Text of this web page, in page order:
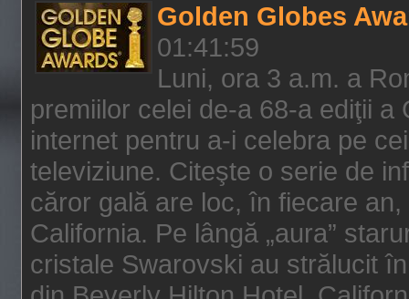
Golden Globes
01:41:59
Luni, ora 3 a.m. a
premiilor celei de-a 68-a ediţii
internet pentru a-i celebra pe
televiziune. Citeşte o serie de
căror gală are loc, în fiecare
California. Pe lângă „aura”
cristale Swarovski au strălucit